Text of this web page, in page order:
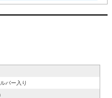
バー入り